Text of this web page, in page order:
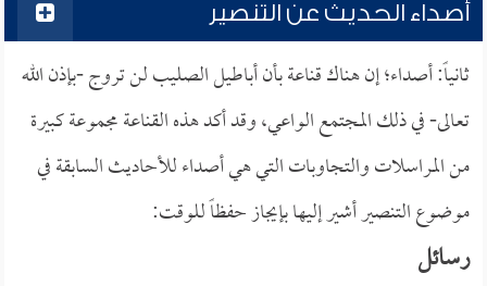
أصداء الحديث عن التنصير
ثانياً: أصداء؛ إن هناك قناعة بأن أباطيل الصليب لن تروج -بإذن الله
تعالى- في ذلك المجتمع الواعي، وقد أكد هذه القناعة مجموعة كبيرة
من المراسلات والتجاوبات التي هي أصداء للأحاديث السابقة في
موضوع التنصير أشير إليها بإيجاز حفظاً للوقت:
رسائل